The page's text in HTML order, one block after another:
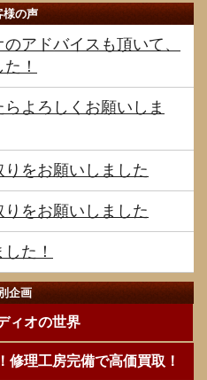
様の声
アドバイスも頂いて、
！
よろしくお願いしま
をお願いしました
をお願いしました
た！
企画
ィオの世界
修理工房完備で高価買取！